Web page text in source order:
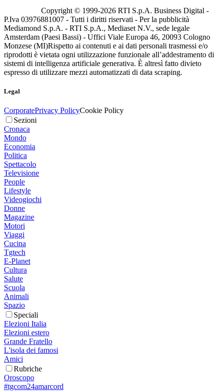
Copyright © 1999-2026 RTI S.p.A. Business Digital -
P.Iva 03976881007 - Tutti i diritti riservati - Per la pubblicità
Mediamond S.p.A. - RTI S.p.A., Mediaset N.V., sede legale
Amsterdam (Paesi Bassi) - Uffici Viale Europa 46, 20093 Cologno
Monzese (MI)Rispetto ai contenuti e ai dati personali trasmessi e/o
riprodotti è vietata ogni utilizzazione funzionale all’addestramento di
sistemi di intelligenza artificiale generativa. È altresì fatto divieto
espresso di utilizzare mezzi automatizzati di data scraping.
Legal
CorporatePrivacy PolicyCookie Policy
Sezioni
Cronaca
Mondo
Economia
Politica
Spettacolo
Televisione
People
Lifestyle
Videogiochi
Donne
Magazine
Motori
Viaggi
Cucina
Tgtech
E-Planet
Cultura
Salute
Scuola
Animali
Spazio
Speciali
Elezioni Italia
Elezioni estero
Grande Fratello
L'isola dei famosi
Amici
Rubriche
Oroscopo
#tgcom24amarcord